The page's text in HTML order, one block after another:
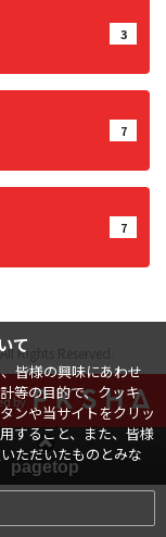
て
皆様の興味にあわせ
等の目的で、クッキ
ンや当サイトをクリッ
すること、また、皆様
ただいたものとみな
3
7
7
Rights Reserved.
by
pagetop